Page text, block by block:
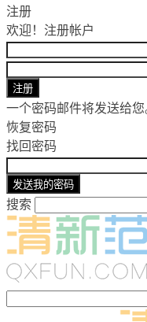
注册
欢迎！ 注册帐户
一个密码邮件将发送给您
恢复密码
找回密码
搜索